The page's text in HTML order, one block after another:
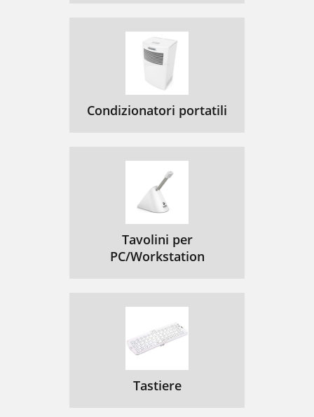
Condizionatori portatili
Tavolini per
PC/Workstation
Tastiere